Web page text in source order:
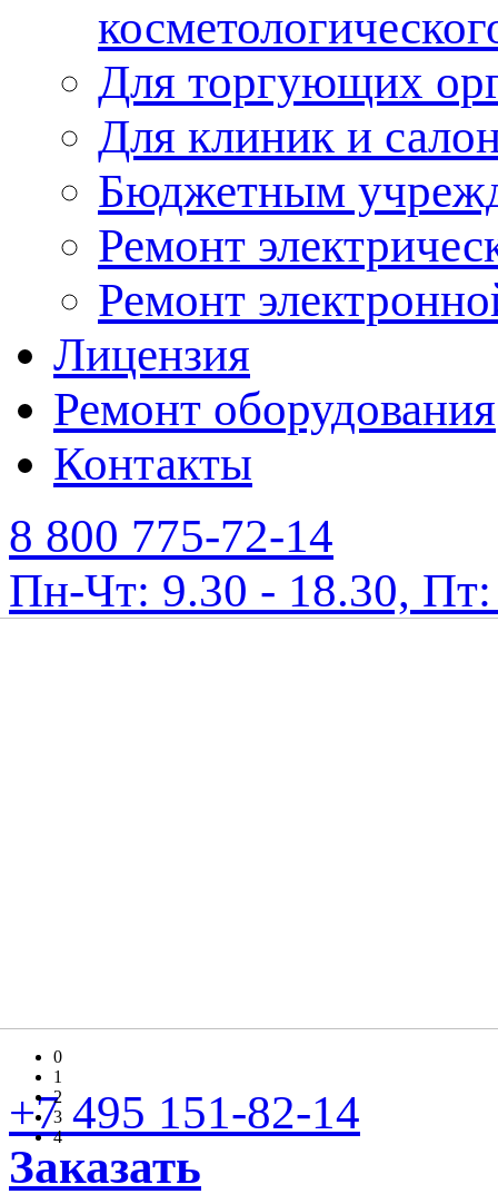
Для торгующих
Для клиник и
Бюджетным
Ремонт
Ремонт
Лицензия
Ремонт оборудования
Контакты
8 800 775-72-14
Пн-Чт: 9.30 - 18.30,
0
1
2
3
4
+7 495 151-82-14
Заказать